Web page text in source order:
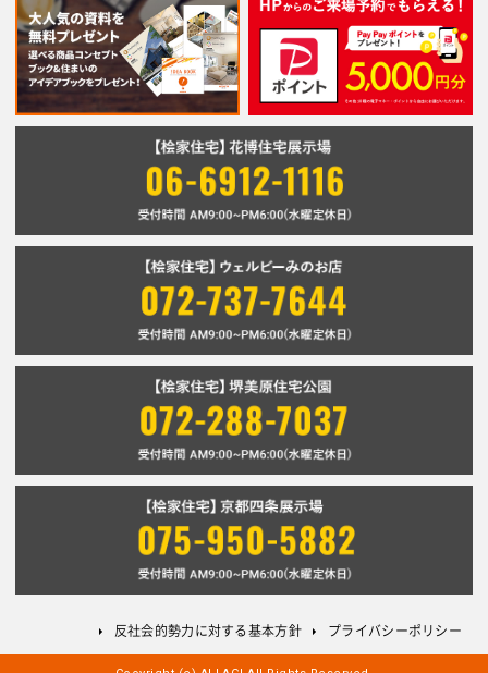
反社会的勢力に対する基本方針 プライバシーポリシー